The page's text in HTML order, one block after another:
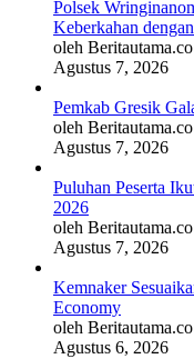
Polsek
Keberkahan
oleh Beritautama.co
Agustus 7, 2026
Pemkab Gresik
oleh Beritautama.co
Agustus 7, 2026
Puluhan Peserta
2026
oleh Beritautama.co
Agustus 7, 2026
Kemnaker
Economy
oleh Beritautama.co
Agustus 6, 2026